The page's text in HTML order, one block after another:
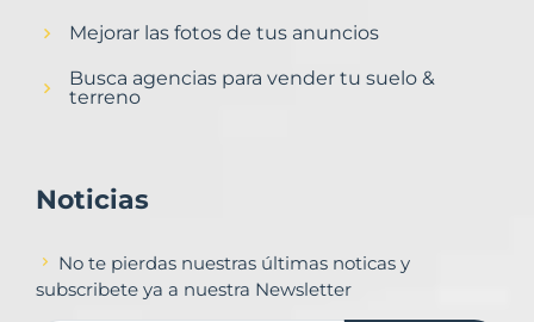
Mejorar las fotos de tus anuncios
Busca agencias para vender tu suelo &
terreno
Noticias
No te pierdas nuestras últimas noticas y
subscribete ya a nuestra Newsletter